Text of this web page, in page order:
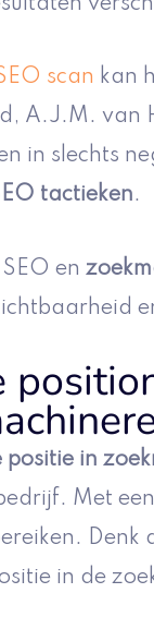
scan kan
A.J.M. van
in slechts
tactieken.
SEO en
positie in
Met
Denk
in de